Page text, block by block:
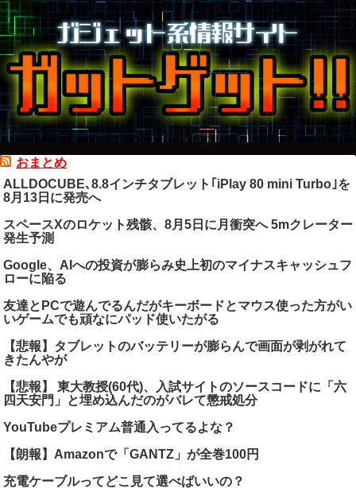
おまとめ
ALLDOCUBE､8.8インチタブレット｢iPlay 80 mini Turbo｣を
8月13日に発売へ
スペースXのロケット残骸、8月5日に月衝突へ 5mクレーター
発生予測
Google、AIへの投資が膨らみ史上初のマイナスキャッシュフ
ローに陥る
友達とPCで遊んでるんだがキーボードとマウス使った方がい
いゲームでも頑なにパッド使いたがる
【悲報】タブレットのバッテリーが膨らんで画面が剥がれて
きたんやが
【悲報】 東大教授(60代)、入試サイトのソースコードに「六
四天安門」と埋め込んだのがバレて懲戒処分
YouTubeプレミアム普通入ってるよな？
【朗報】Amazonで「GANTZ」が全巻100円
充電ケーブルってどこ見て選べばいいの？